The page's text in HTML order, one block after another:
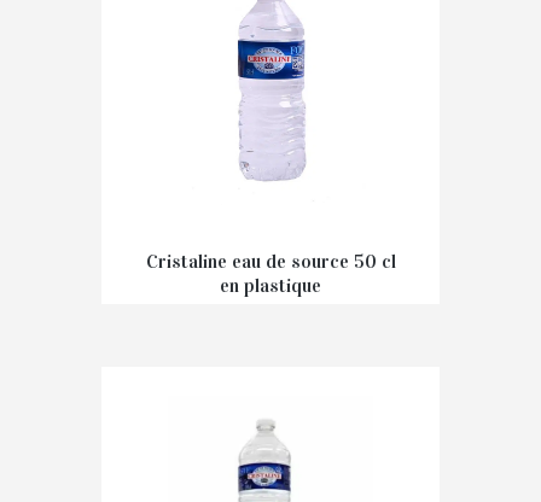
Cristaline eau de source 50 cl
en plastique